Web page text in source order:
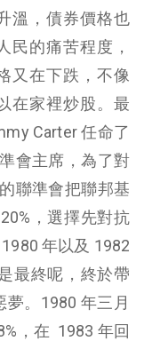
溫，債券價格也
民的痛苦程度，
又在下跌，不像
在家裡炒股。最
Carter 任命了
會主席，為了對
聯準會把聯邦基
，選擇先對抗
年以及 1982
最終呢，終於帶
。1980 年三月
，在 1983 年回